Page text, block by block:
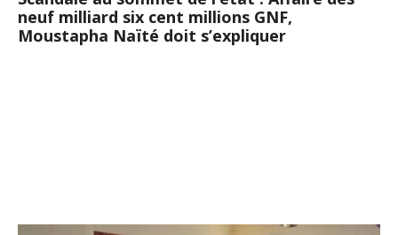
neuf milliard six cent millions GNF,
Moustapha Naïté doit s’expliquer